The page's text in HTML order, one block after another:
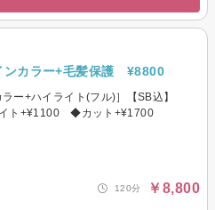
ンカラー+毛髪保護 ¥8800
ラー+ハイライト(フル)］【SB込】
ト+¥1100 ◆カット+¥1700
120分 ￥8,800